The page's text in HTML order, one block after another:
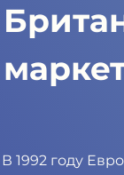
В 1992 году